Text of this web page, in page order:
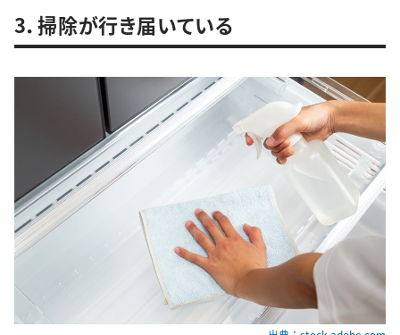
3．掃除が行き届いている